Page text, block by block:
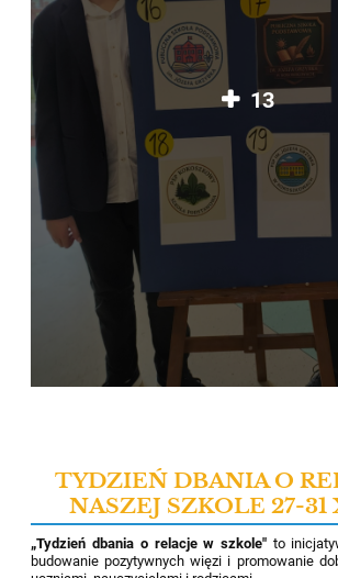
13
TYDZIEŃ DBANIA O
NASZEJ SZKOLE 27-31
„Tydzień dbania o relacje w szkole" to
budowanie pozytywnych więzi i promowanie